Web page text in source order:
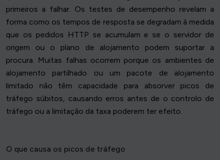
primeiros a falhar. Os testes de desempenho revelam a
forma como os tempos de resposta se degradam à medida
que os pedidos HTTP se acumulam e se o servidor de
origem ou o plano de alojamento podem suportar a
procura. Muitas falhas ocorrem porque os ambientes de
alojamento partilhado ou um pacote de alojamento
limitado não têm capacidade para absorver picos de
tráfego súbitos, causando erros antes de o controlo de
tráfego ou a limitação da taxa poderem ter efeito.
O que causa os picos de tráfego